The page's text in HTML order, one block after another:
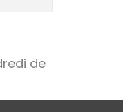
de